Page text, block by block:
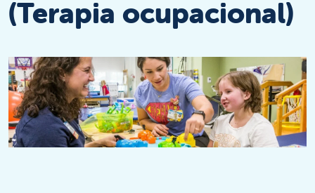
(Terapia ocupacional)